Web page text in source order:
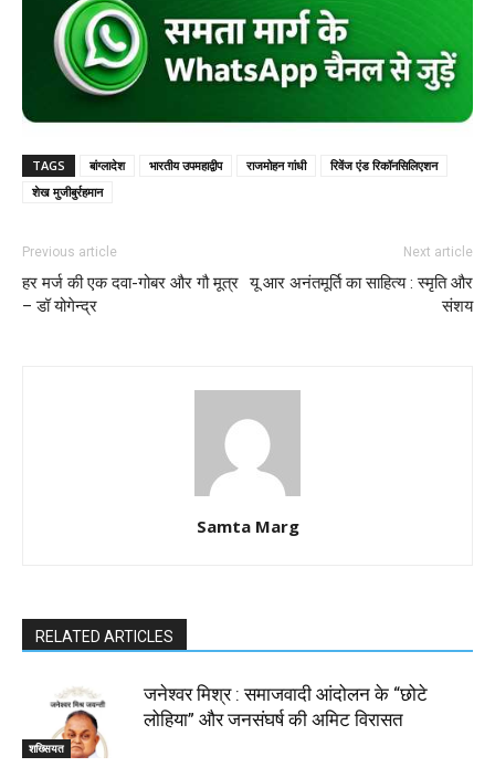
TAGS बांग्लादेश भारतीय उपमहाद्वीप राजमोहन गांधी
रिवेंज एंड रिकॉनसिलिएशन
शेख मुजीबुर्रहमान
Previous article
हर मर्ज की एक दवा-गोबर और गौ मूत्र
– डॉ योगेन्द्र
Next article
यू आर अनंतमूर्ति का साहित्य : स्मृति और
संशय
Samta Marg
RELATED ARTICLES
शख्सियत
जनेश्वर मिश्र : समाजवादी आंदोलन के “छोटे
लोहिया” और जनसंघर्ष की अमिट विरासत